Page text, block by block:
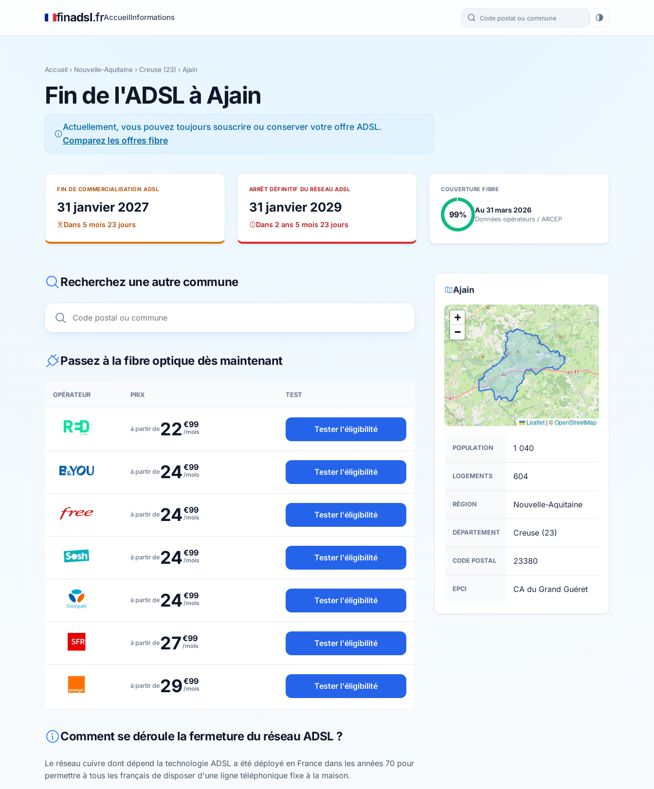
finadsl.frAccueilInformations
Accueil › Nouvelle-Aquitaine › Creuse (23) › Ajain
Fin de l'ADSL à Ajain
Actuellement, vous pouvez toujours souscrire ou conserver votre offre ADSL.
Comparez les offres fibre
FIN DE COMMERCIALISATION ADSL
31 janvier 2027
Dans 5 mois 23 jours
ARRÊT DÉFINITIF DU RÉSEAU ADSL
31 janvier 2029
Dans 2 ans 5 mois 23 jours
COUVERTURE FIBRE
99% Au 31 mars 2026
Données opérateurs / ARCEP
Recherchez une autre commune
Passez à la fibre optique dès maintenant
OPÉRATEUR PRIX TEST
à partir de 22 €99
/mois Tester l'éligibilité
à partir de 24€99
/mois Tester l'éligibilité
à partir de 24€99
/mois Tester l'éligibilité
à partir de 24€99
/mois Tester l'éligibilité
à partir de 24€99
/mois Tester l'éligibilité
à partir de 27€99
/mois Tester l'éligibilité
à partir de 29€99
/mois Tester l'éligibilité
Comment se déroule la fermeture du réseau ADSL ?
Le réseau cuivre dont dépend la technologie ADSL a été déployé en France dans les années 70 pour
permettre à tous les français de disposer d'une ligne téléphonique fixe à la maison.
Ajain
+
−
Leaflet | ©OpenStreetMap
POPULATION 1 040
LOGEMENTS 604
RÉGION Nouvelle-Aquitaine
DÉPARTEMENT Creuse (23)
CODE POSTAL 23380
EPCI CA du Grand Guéret